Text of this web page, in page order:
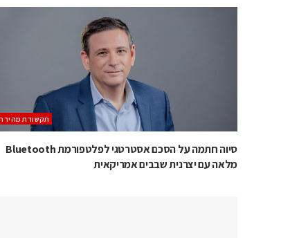
תקשורת
סיוה חתמה על הסכם אסטרטגי לפלטפורמת Bluetooth
מלאה עם יצרנית שבבים אמריקאית